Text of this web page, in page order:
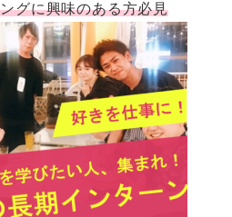
グに興味のある方必見